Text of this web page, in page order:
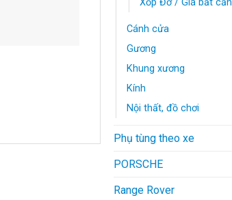
Cánh cửa
Gương
Khung xương
Kính
Nội thất, đồ chơi
Phụ tùng theo xe
PORSCHE
Range Rover